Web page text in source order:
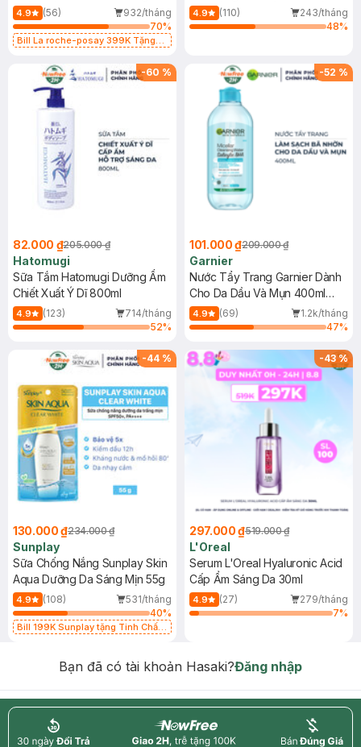
Dụng 40ml
4.9 (56)
932/tháng
70%
Bill La roche-posay 399K Tặng
(SL có hạn)
40ml
4.9 (110)
243/tháng
48%
-60 %
82.000 ₫205.000 ₫
Hatomugi
Sữa Tắm Hatomugi Dưỡng Ẩm
Chiết Xuất Ý Dĩ 800ml
4.9 (123)
714/tháng
52%
-52 %
101.000 ₫209.000 ₫
Garnier
Nước Tẩy Trang Garnier Dành
Cho Da Dầu Và Mụn 400ml
(Mới)
4.9 (69)
1.2k/tháng
47%
-44 %
130.000 ₫234.000 ₫
Sunplay
Sữa Chống Nắng Sunplay Skin
Aqua Dưỡng Da Sáng Mịn 55g
4.9 (108)
531/tháng
40%
Bill 199K Sunplay tặng Tinh Chất
-43%
297.000 ₫519.000 ₫
L'Oreal
Serum L'Oreal Hyaluronic Acid
Cấp Ẩm Sáng Da 30ml
4.9 (27)
279/tháng
7%
Bạn đã có tài khoản Hasaki?Đăng nhập